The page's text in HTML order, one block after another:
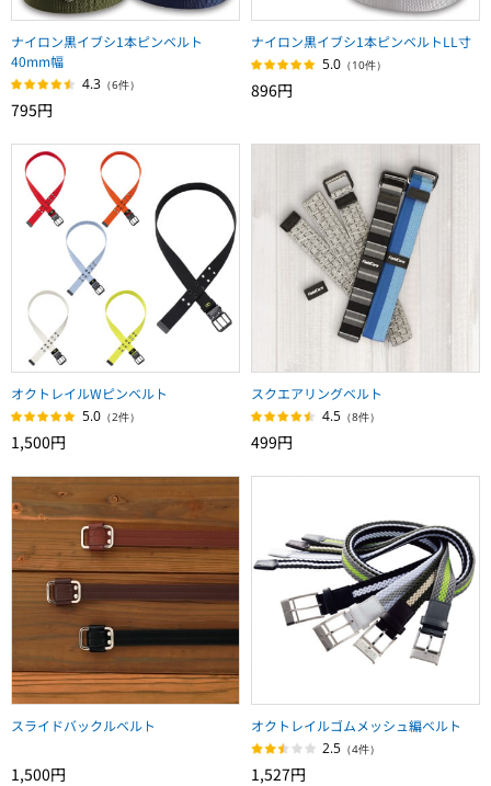
ナイロン黒イブシ1本ピンベルト
40mm幅
4.3 （6件）
795円
ナイロン黒イブシ1本ピンベルトLL寸
5.0 （10件）
896円
オクトレイルWピンベルト
5.0 （2件）
1,500円
スクエアリングベルト
4.5 （8件）
499円
スライドバックルベルト
1,500円
オクトレイルゴムメッシュ編ベルト
2.5 （4件）
1,527円